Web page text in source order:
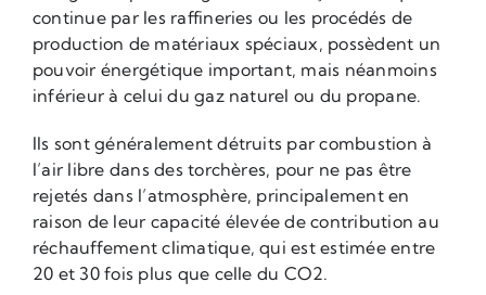
continue par les raffineries ou les procédés de
production de matériaux spéciaux, possèdent un
pouvoir énergétique important, mais néanmoins
inférieur à celui du gaz naturel ou du propane.
Ils sont généralement détruits par combustion à
l’air libre dans des torchères, pour ne pas être
rejetés dans l’atmosphère, principalement en
raison de leur capacité élevée de contribution au
réchauffement climatique, qui est estimée entre
20 et 30 fois plus que celle du CO2.